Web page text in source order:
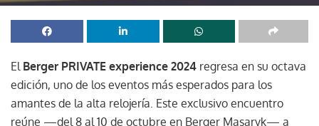
El Berger PRIVATE experience 2024 regresa en su octava
edición, uno de los eventos más esperados para los
amantes de la alta relojería. Este exclusivo encuentro
reúne —del 8 al 10 de octubre en Berger Masaryk— a